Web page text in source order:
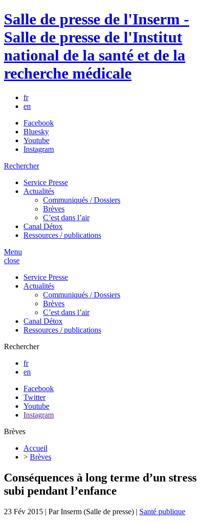
Salle de presse de l'Inserm -
Salle de presse de l'Institut
national de la santé et de la
recherche médicale
fr
en
Facebook
Bluesky
Youtube
Instagram
Rechercher
Service Presse
Actualités
Communiqués / Dossiers
Brèves
C’est dans l’air
Canal Détox
Ressources / publications
Menu
close
Service Presse
Actualités
Communiqués / Dossiers
Brèves
C’est dans l’air
Canal Détox
Ressources / publications
Rechercher
fr
en
Facebook
Twitter
Youtube
Instagram
Brèves
Accueil
> Brèves
Conséquences à long terme d’un stress
subi pendant l’enfance
23 Fév 2015 | ParInserm (Salle de presse) | Santé publique